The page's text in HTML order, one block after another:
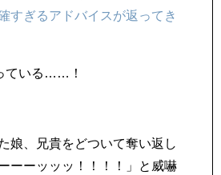
すぎるアドバイスが返ってき
ている……！
娘、兄貴をどついて奪い返し
ーーッッッ！！！！」と威嚇